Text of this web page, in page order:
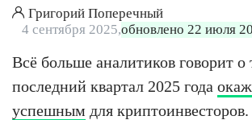
Григорий Поперечный
4 сентября 2025,обновлено 22 июля
Всё больше аналитиков говорит о
последний квартал 2025 года
успешным для